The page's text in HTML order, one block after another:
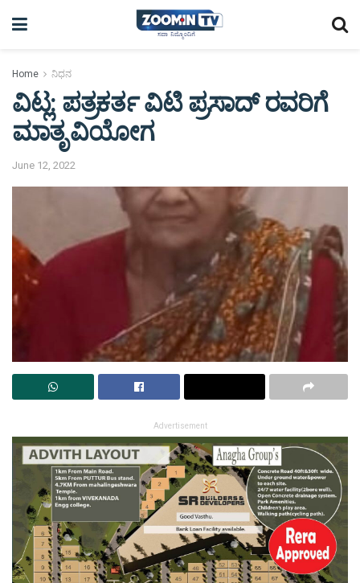
Home ನಿಧನ
ವಿಟ್ಲ: ಪತ್ರಕರ್ತ ವಿಟಿ ಪ್ರಸಾದ್ ರವರಿಗೆ
ಮಾತೃ ವಿಯೋಗ
June 12, 2022
Advertisement